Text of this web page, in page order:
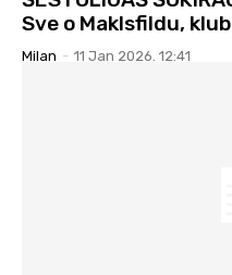
Sve o Maklsfildu,
Milan - 11 Jan 2026. 12:41